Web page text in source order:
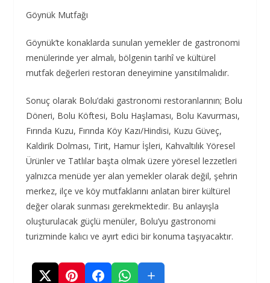
Göynük Mutfağı
Göynük’te konaklarda sunulan yemekler de gastronomi
menülerinde yer almalı, bölgenin tarihî ve kültürel
mutfak değerleri restoran deneyimine yansıtılmalıdır.
Sonuç olarak Bolu’daki gastronomi restoranlarının; Bolu
Döneri, Bolu Köftesi, Bolu Haşlaması, Bolu Kavurması,
Fırında Kuzu, Fırında Köy Kazı/Hindisi, Kuzu Güveç,
Kaldirik Dolması, Tirit, Hamur İşleri, Kahvaltılık Yöresel
Ürünler ve Tatlılar başta olmak üzere yöresel lezzetleri
yalnızca menüde yer alan yemekler olarak değil, şehrin
merkez, ilçe ve köy mutfaklarını anlatan birer kültürel
değer olarak sunması gerekmektedir. Bu anlayışla
oluşturulacak güçlü menüler, Bolu’yu gastronomi
turizminde kalıcı ve ayırt edici bir konuma taşıyacaktır.